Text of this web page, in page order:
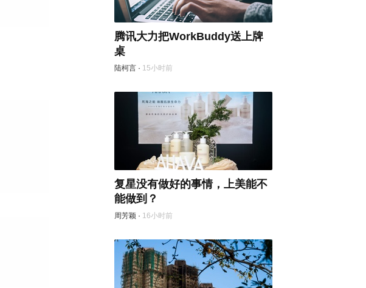
腾讯大力把WorkBuddy送上牌
桌
陆柯言 · 15小时前
复星没有做好的事情，上美能不
能做到？
周芳颖 · 16小时前